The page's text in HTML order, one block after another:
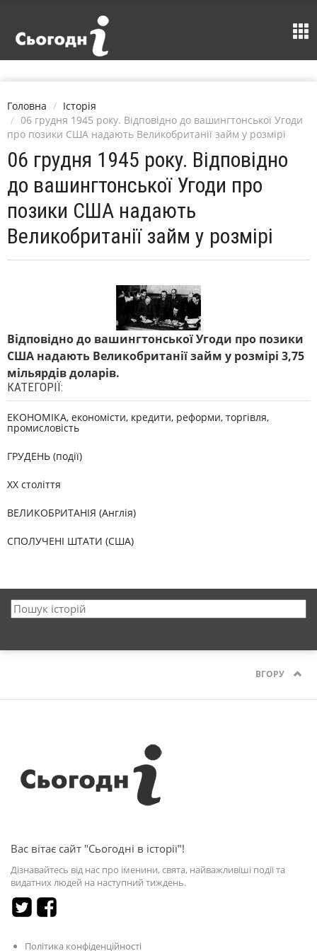
Головна
Історія
06 грудня 1945 року. Відповідно до вашингтонської Угоди
про позики США надають Великобританії займ у розмірі
06 грудня 1945 року. Відповідно
до вашингтонської Угоди про
позики США надають
Великобританії займ у розмірі
Відповідно до вашингтонської Угоди про позики
США надають Великобританії займ у розмірі 3,75
мільярдів доларів.
КАТЕГОРІЇ:
ЕКОНОМІКА, економісти, кредити, реформи, торгівля,
промисловість
ГРУДЕНЬ (події)
XX століття
ВЕЛИКОБРИТАНІЯ (Англія)
СПОЛУЧЕНІ ШТАТИ (США)
ВГОРУ
Вас вітає сайт "Сьогодні в історії"!
Дізнавайтесь від нас про іменини, свята, найважливіші події та
видатних людей на наступний тиждень.
Політика конфіденційності